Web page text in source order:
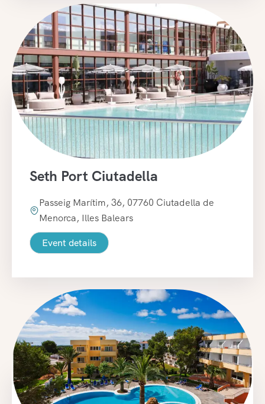
Seth Port Ciutadella
Passeig Marítim, 36, 07760 Ciutadella de
Menorca, Illes Balears
Event details